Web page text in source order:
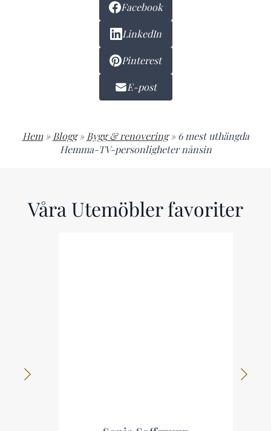
Facebook
LinkedIn
Pinterest
E-post
Hem » Blogg » Bygg & renovering » 6 mest uthängda
Hemma-TV-personligheter nånsin
Våra Utemöbler favoriter